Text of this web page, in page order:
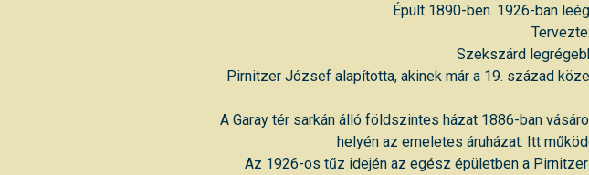
Épült 1890-ben. 1926-ban
Szekszárd
Pirnitzer József alapította, akinek már a 19. század
A Garay tér sarkán álló földszintes házat 1886-ban
helyén az emeletes áruházat. Itt
Az 1926-os tűz idején az egész épületben a